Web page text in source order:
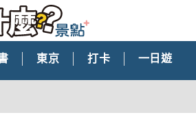
東京 打卡 一日遊